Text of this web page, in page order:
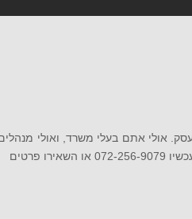
אולי אתם בעלי משרד, ואולי